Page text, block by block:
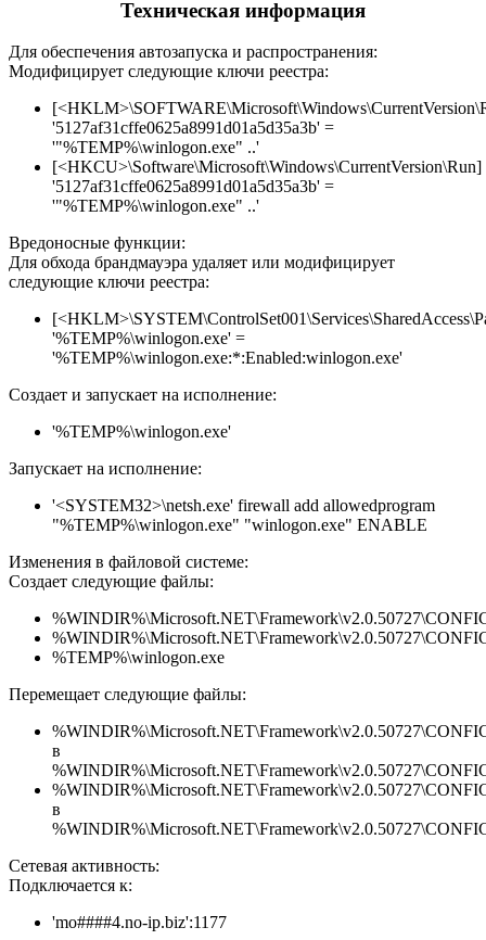
Техническая информация
Для обеспечения автозапуска и распространения:
Модифицирует следующие ключи реестра:
'5127af31cffe0625a8991d01a5d35a3b' =
'"%TEMP%\winlogon.exe" ..'
[<HKCU>\Software\Microsoft\Windows\CurrentVersion\Run]
'5127af31cffe0625a8991d01a5d35a3b' =
'"%TEMP%\winlogon.exe" ..'
Вредоносные функции:
Для обхода брандмауэра удаляет или модифицирует
следующие ключи реестра:
'%TEMP%\winlogon.exe' =
'%TEMP%\winlogon.exe:*:Enabled:winlogon.exe'
Создает и запускает на исполнение:
'%TEMP%\winlogon.exe'
Запускает на исполнение:
'<SYSTEM32>\netsh.exe' firewall add allowedprogram
"%TEMP%\winlogon.exe" "winlogon.exe" ENABLE
Изменения в файловой системе:
Создает следующие файлы:
%TEMP%\winlogon.exe
Перемещает следующие файлы:
в
в
Сетевая активность:
Подключается к:
'mo####4.no-ip.biz':1177